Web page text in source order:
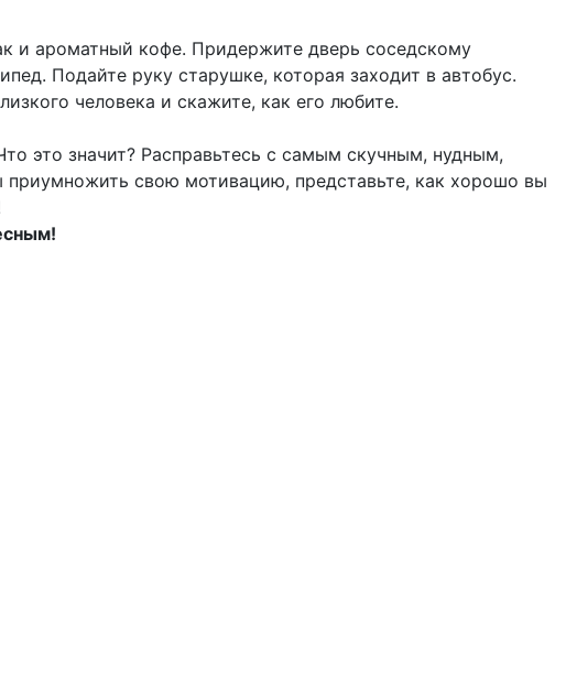
и ароматный кофе. Придержите дверь соседскому
Подайте руку старушке, которая заходит в автобус.
человека и скажите, как его любите.
это значит? Расправьтесь с самым скучным, нудным,
свою мотивацию, представьте, как хорошо вы